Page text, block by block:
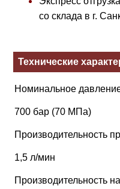
со склада в г.
Технические
Номинальное
700 бар (70 МПа)
Производительность
1,5 л/мин
Производительность